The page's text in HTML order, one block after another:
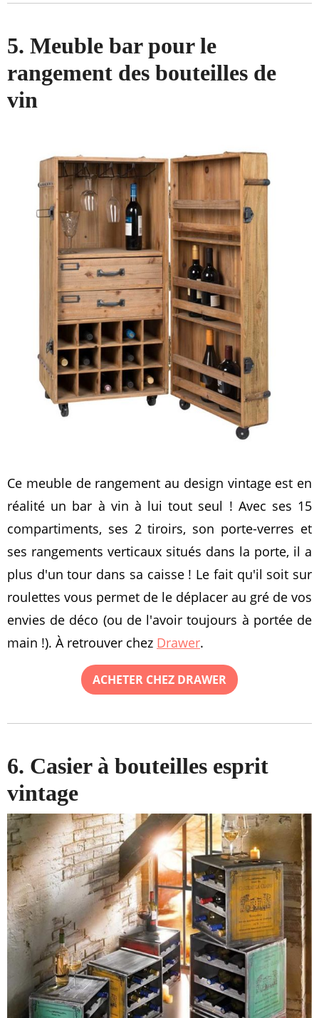
5. Meuble bar pour le
rangement des bouteilles de
vin
Ce meuble de rangement au design vintage est en
réalité un bar à vin à lui tout seul ! Avec ses 15
compartiments, ses 2 tiroirs, son porte-verres et
ses rangements verticaux situés dans la porte, il a
plus d'un tour dans sa caisse ! Le fait qu'il soit sur
roulettes vous permet de le déplacer au gré de vos
envies de déco (ou de l'avoir toujours à portée de
main !). À retrouver chez Drawer.
ACHETER CHEZ DRAWER
6. Casier à bouteilles esprit
vintage